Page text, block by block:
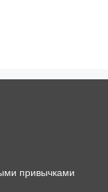
привычками